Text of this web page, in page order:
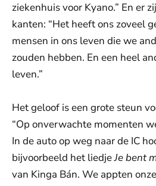
ziekenhuis voor Kyano.” En er
kanten: “Het heeft ons zoveel
mensen in ons leven die we
zouden hebben. En een heel
leven.”
Het geloof is een grote steun
“Op onverwachte momenten
In de auto op weg naar de IC
bijvoorbeeld het liedjeJe bent
van Kinga Bán. We appten